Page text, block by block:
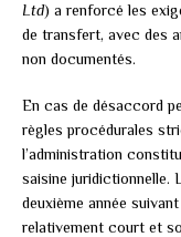
Ltd) a renforcé les
de transfert, avec des
non documentés.
En cas de désaccord
règles procédurales
l’administration
saisine juridictionnelle.
deuxième année
relativement court et